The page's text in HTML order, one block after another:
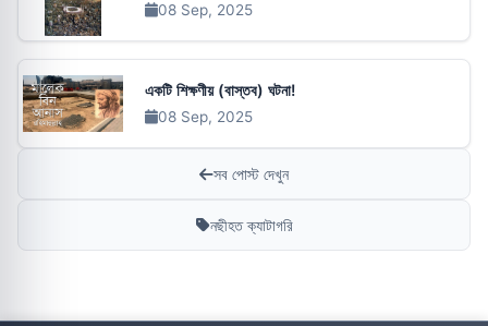
08 Sep, 2025
একটি শিক্ষণীয় (বাস্তব) ঘটনা!
08 Sep, 2025
সব পোস্ট দেখুন
নছীহত ক্যাটাগরি